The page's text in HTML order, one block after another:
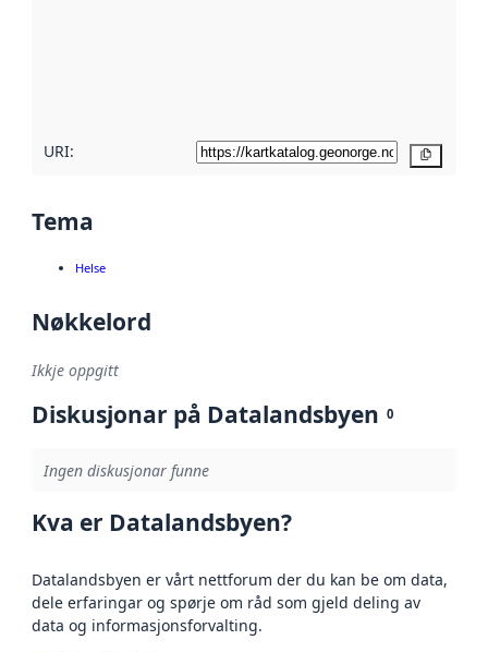
URI:
Tema
Helse
Nøkkelord
Ikkje oppgitt
Diskusjonar på Datalandsbyen 0
Ingen diskusjonar funne
Kva er Datalandsbyen?
Datalandsbyen er vårt nettforum der du kan be om data,
dele erfaringar og spørje om råd som gjeld deling av
data og informasjonsforvalting.